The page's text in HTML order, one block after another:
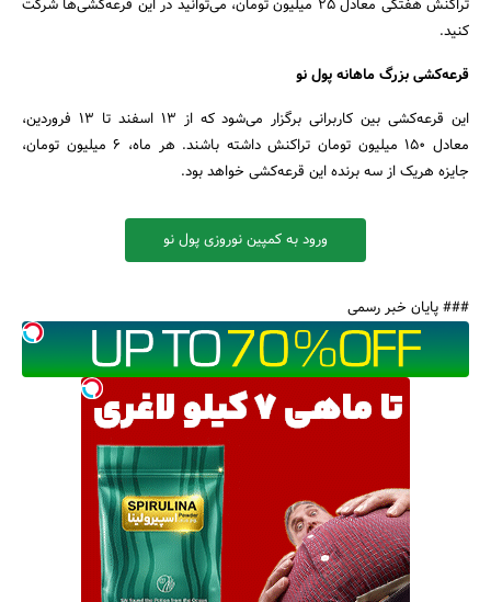
تراکنش هفتگی معادل ۲۵ میلیون تومان، می‌توانید در این قرعه‌کشی‌ها شرکت
کنید.
قرعه‌کشی بزرگ ماهانه پول نو
این قرعه‌کشی بین کاربرانی برگزار می‌شود که از ۱۳ اسفند تا ۱۳ فروردین،
معادل ۱۵۰ میلیون تومان تراکنش داشته باشند. هر ماه، ۶ میلیون تومان،
جایزه هریک از سه برنده این قرعه‌کشی خواهد بود.
ورود به کمپین نوروزی پول نو
### پایان خبر رسمی